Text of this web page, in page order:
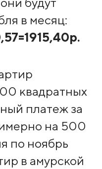
в месяц:
квадратных
платеж за
на 500
по ноябрь
в амурской